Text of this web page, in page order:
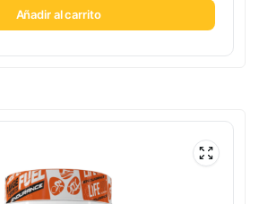
Añadir al carrito